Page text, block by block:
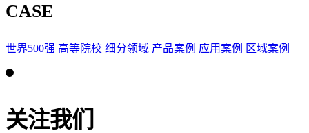
CASE
世界500强 高等院校 细分领域 产品案例 应用案例 区域案例
关注我们